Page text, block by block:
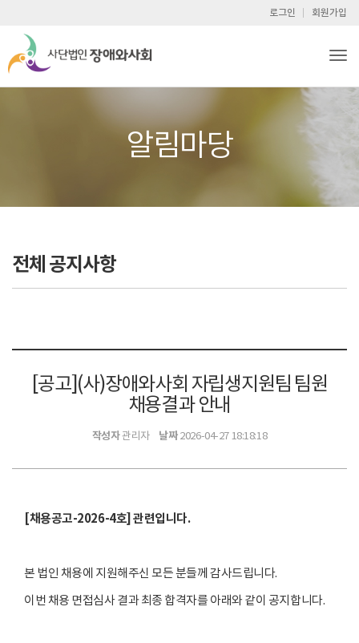
회원가입
로그인
알림마당
전체 공지사항
[공고](사)장애와사회 자립생지원팀 팀원
채용결과 안내
작성자관리자 날짜2026-04-27 18:18:18
[채용공고-2026-4호] 관련입니다.
본 법인 채용에 지원해주신 모든 분들께 감사드립니다.
이번 채용 면접심사 결과 최종 합격자를 아래와 같이 공지합니다.